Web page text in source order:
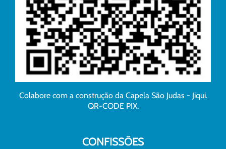
Colabore com a construção da Capela São Judas - Jiqui.
QR-CODE PIX.
CONFISSÕES